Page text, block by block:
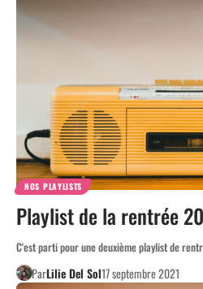
NOS PLAYLISTS
Playlist de la rentrée
C'est parti pour une deuxième playlist de
ParLilie Del Sol17 septembre 2021